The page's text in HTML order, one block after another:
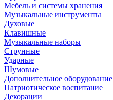
Мебель и системы хранения
Музыкальные инструменты
Духовые
Клавишные
Музыкальные наборы
Струнные
Ударные
Шумовые
Дополнительное оборудование
Патриотическое воспитание
Декорации